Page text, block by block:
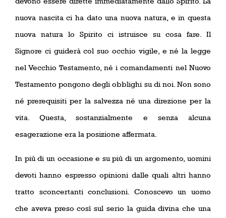
nuova nascita ci ha dato una nuova natura, e in questa
nuova natura lo Spirito ci istruisce su cosa fare. Il
Signore ci guiderà col suo occhio vigile, e né la legge
nel Vecchio Testamento, né i comandamenti nel Nuovo
Testamento pongono degli obblighi su di noi. Non sono
né prerequisiti per la salvezza né una direzione per la
vita. Questa, sostanzialmente e senza alcuna
esagerazione era la posizione affermata.
In più di un occasione e su più di un argomento, uomini
devoti hanno espresso opinioni dalle quali altri hanno
tratto sconcertanti conclusioni. Conoscevo un uomo
che aveva preso così sul serio la guida divina che una